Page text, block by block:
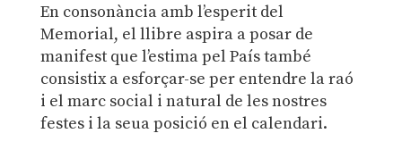
En consonància amb l’esperit del
Memorial, el llibre aspira a posar de
manifest que l’estima pel País també
consistix a esforçar-se per entendre la raó
i el marc social i natural de les nostres
festes i la seua posició en el calendari.